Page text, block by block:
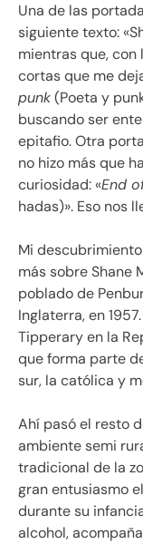
Una de las
siguiente texto:
mientras que,
cortas que me
punk(Poeta y
buscando ser
epitafio. Otra
no hizo más que
curiosidad: «End
hadas)». Eso nos
Mi
más sobre Shane
poblado de
Inglaterra, en
Tipperary en la
que forma parte
sur, la católica y
Ahí pasó el resto
ambiente semi
tradicional de la
gran entusiasmo
durante su
alcohol,